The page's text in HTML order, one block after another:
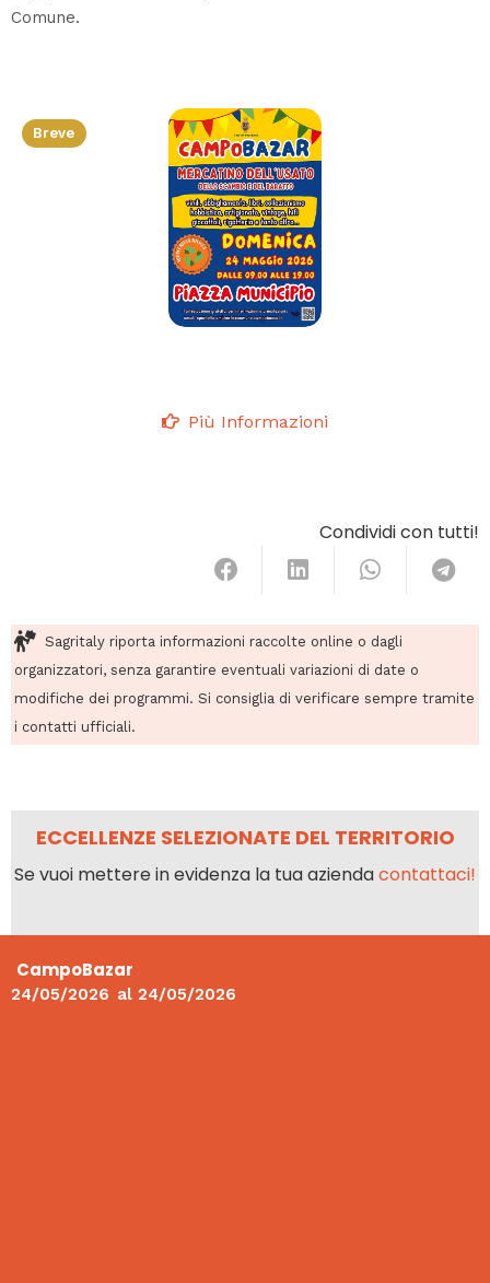
Comune.
Breve
Più Informazioni
Condividi con tutti!
Sagritaly riporta informazioni raccolte online o dagli
organizzatori, senza garantire eventuali variazioni di date o
modifiche dei programmi. Si consiglia di verificare sempre tramite
i contatti ufficiali.
ECCELLENZE SELEZIONATE DEL TERRITORIO
Se vuoi mettere in evidenza la tua aziendacontattaci!
CampoBazar
24/05/2026 al 24/05/2026